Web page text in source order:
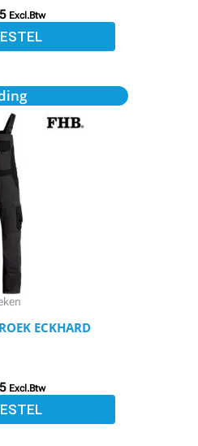
Excl.Btw
ECKHARD
Huidige
prijs
is:
€74,75.
Excl.Btw